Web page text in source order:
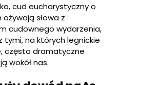
cud eucharystyczny o
słowa z
cudownego wydarzenia,
na których legnickie
często dramatyczne
wokół nas.